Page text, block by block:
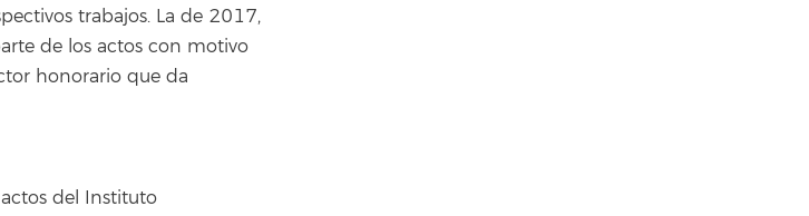
trabajos. La de 2017,
de los actos con motivo
honorario que da
del Instituto